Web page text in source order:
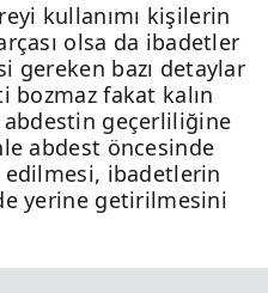
kullanımı kişilerin
olsa da ibadetler
gereken bazı detaylar
bozmaz fakat kalın
geçerliliğine
abdest öncesinde
ibadetlerin
yerine getirilmesini